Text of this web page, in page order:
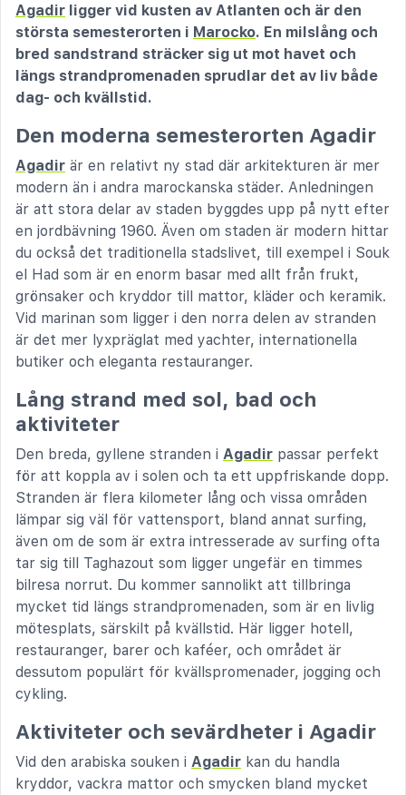
Agadir ligger vid kusten av Atlanten och är den
största semesterorten i Marocko. En milslång och
bred sandstrand sträcker sig ut mot havet och
längs strandpromenaden sprudlar det av liv både
dag- och kvällstid.
Den moderna semesterorten Agadir
Agadir är en relativt ny stad där arkitekturen är mer
modern än i andra marockanska städer. Anledningen
är att stora delar av staden byggdes upp på nytt efter
en jordbävning 1960. Även om staden är modern hittar
du också det traditionella stadslivet, till exempel i Souk
el Had som är en enorm basar med allt från frukt,
grönsaker och kryddor till mattor, kläder och keramik.
Vid marinan som ligger i den norra delen av stranden
är det mer lyxpräglat med yachter, internationella
butiker och eleganta restauranger.
Lång strand med sol, bad och
aktiviteter
Den breda, gyllene stranden i Agadir passar perfekt
för att koppla av i solen och ta ett uppfriskande dopp.
Stranden är flera kilometer lång och vissa områden
lämpar sig väl för vattensport, bland annat surfing,
även om de som är extra intresserade av surfing ofta
tar sig till Taghazout som ligger ungefär en timmes
bilresa norrut. Du kommer sannolikt att tillbringa
mycket tid längs strandpromenaden, som är en livlig
mötesplats, särskilt på kvällstid. Här ligger hotell,
restauranger, barer och kaféer, och området är
dessutom populärt för kvällspromenader, jogging och
cykling.
Aktiviteter och sevärdheter i Agadir
Vid den arabiska souken i Agadir kan du handla
kryddor, vackra mattor och smycken bland mycket